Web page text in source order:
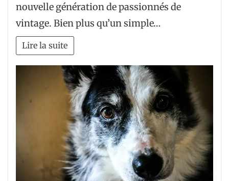
nouvelle génération de passionnés de
vintage. Bien plus qu’un simple…
Lire la suite